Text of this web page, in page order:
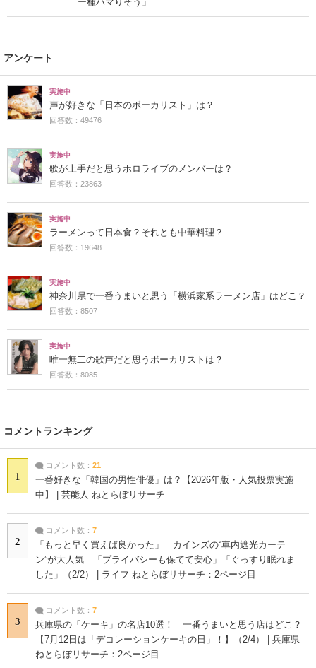
アンケート
実施中
声が好きな「日本のボーカリスト」は？
回答数：49476
実施中
歌が上手だと思うホロライブのメンバーは？
回答数：23863
実施中
ラーメンって日本食？それとも中華料理？
回答数：19648
実施中
神奈川県で一番うまいと思う「横浜家系ラーメン店」はどこ？
回答数：8507
実施中
唯一無二の歌声だと思うボーカリストは？
回答数：8085
コメントランキング
1
コメント数： 21
一番好きな「韓国の男性俳優」は？【2026年版・人気投票実施
中】 | 芸能人 ねとらぼリサーチ
2
コメント数： 7
「もっと早く買えば良かった」 カインズの“車内遮光カーテ
ン”が大人気 「プライバシーも保てて安心」「ぐっすり眠れま
した」（2/2） | ライフ ねとらぼリサーチ：2ページ目
3
コメント数： 7
兵庫県の「ケーキ」の名店10選！ 一番うまいと思う店はどこ？
【7月12日は「デコレーションケーキの日」！】（2/4） | 兵庫県
ねとらぼリサーチ：2ページ目